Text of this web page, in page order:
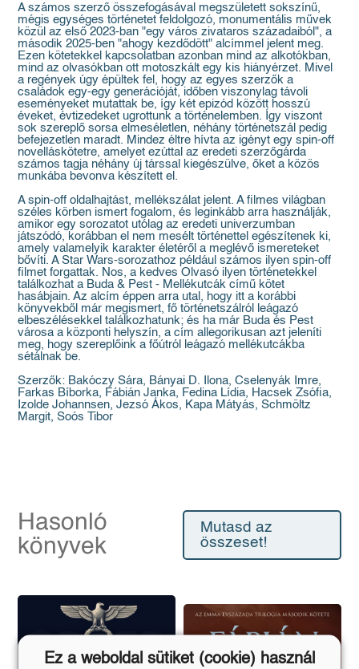
A számos szerző összefogásával megszületett sokszínű,
mégis egységes történetet feldolgozó, monumentális művek
közül az első 2023-ban "egy város zivataros századaiból", a
második 2025-ben "ahogy kezdődött" alcímmel jelent meg.
Ezen kötetekkel kapcsolatban azonban mind az alkotókban,
mind az olvasókban ott motoszkált egy kis hiányérzet. Mivel
a regények úgy épültek fel, hogy az egyes szerzők a
családok egy-egy generációját, időben viszonylag távoli
eseményeket mutattak be, így két epizód között hosszú
éveket, évtizedeket ugrottunk a történelemben. Így viszont
sok szereplő sorsa elmeséletlen, néhány történetszál pedig
befejezetlen maradt. Mindez éltre hívta az igényt egy spin-off
novelláskötetre, amelyet ezúttal az eredeti szerzőgárda
számos tagja néhány új társsal kiegészülve, őket a közös
munkába bevonva készített el.
A spin-off oldalhajtást, mellékszálat jelent. A filmes világban
széles körben ismert fogalom, és leginkább arra használják,
amikor egy sorozatot utólag az eredeti univerzumban
játszódó, korábban el nem mesélt történettel egészítenek ki,
amely valamelyik karakter életéről a meglévő ismereteket
bővíti. A Star Wars-sorozathoz például számos ilyen spin-off
filmet forgattak. Nos, a kedves Olvasó ilyen történetekkel
találkozhat a Buda & Pest - Mellékutcák című kötet
hasábjain. Az alcím éppen arra utal, hogy itt a korábbi
könyvekből már megismert, fő történetszálról leágazó
elbeszélésekkel találkozhatunk; és ha már Buda és Pest
városa a központi helyszín, a cím allegorikusan azt jeleníti
meg, hogy szereplőink a főútról leágazó mellékutcákba
sétálnak be.
Szerzők: Bakóczy Sára, Bányai D. Ilona, Cselenyák Imre,
Farkas Bíborka, Fábián Janka, Fedina Lídia, Hacsek Zsófia,
Izolde Johannsen, Jezsó Ákos, Kapa Mátyás, Schmöltz
Margit, Soós Tibor
Hasonló
könyvek
Mutasd az
összeset!
Ez a weboldal sütiket (cookie) használ